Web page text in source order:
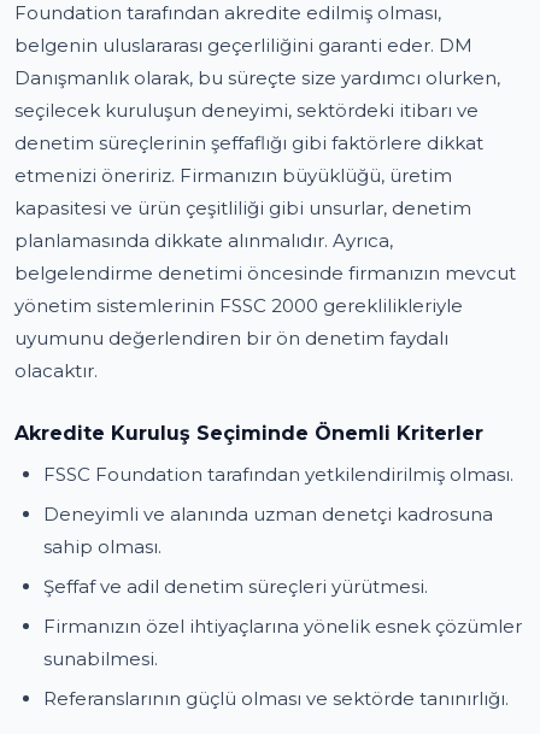
Foundation tarafından akredite edilmiş olması,
belgenin uluslararası geçerliliğini garanti eder. DM
Danışmanlık olarak, bu süreçte size yardımcı olurken,
seçilecek kuruluşun deneyimi, sektördeki itibarı ve
denetim süreçlerinin şeffaflığı gibi faktörlere dikkat
etmenizi öneririz. Firmanızın büyüklüğü, üretim
kapasitesi ve ürün çeşitliliği gibi unsurlar, denetim
planlamasında dikkate alınmalıdır. Ayrıca,
belgelendirme denetimi öncesinde firmanızın mevcut
yönetim sistemlerinin FSSC 2000 gereklilikleriyle
uyumunu değerlendiren bir ön denetim faydalı
olacaktır.
Akredite Kuruluş Seçiminde Önemli Kriterler
FSSC Foundation tarafından yetkilendirilmiş olması.
Deneyimli ve alanında uzman denetçi kadrosuna
sahip olması.
Şeffaf ve adil denetim süreçleri yürütmesi.
Firmanızın özel ihtiyaçlarına yönelik esnek çözümler
sunabilmesi.
Referanslarının güçlü olması ve sektörde tanınırlığı.